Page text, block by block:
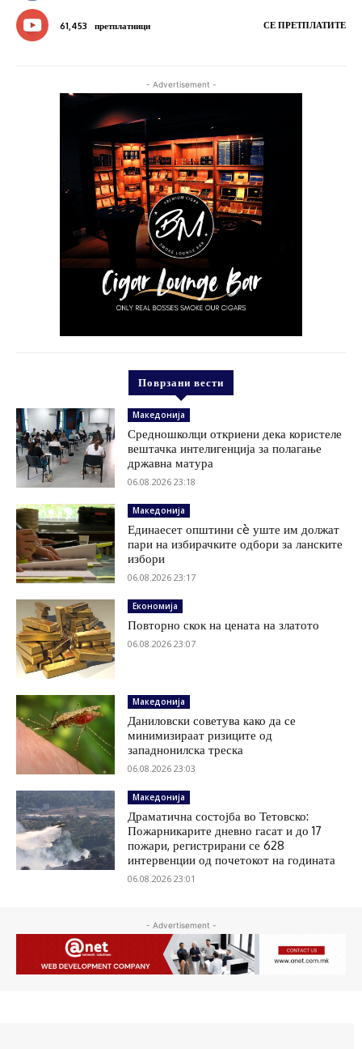
61,453 претплатници СЕ ПРЕТПЛАТИТЕ
- Advertisement -
Поврзани вести
Македонија
Средношколци откриени дека користеле
вештачка интелигенција за полагање
државна матура
06.08.2026 23:18
Македонија
Единаесет општини сè уште им должат
пари на избирачките одбори за ланските
избори
06.08.2026 23:17
Економија
Повторно скок на цената на златото
06.08.2026 23:07
Македонија
Даниловски советува како да се
минимизираат ризиците од
западнонилска треска
06.08.2026 23:03
Македонија
Драматична состојба во Тетовско:
Пожарникарите дневно гасат и до 17
пожари, регистрирани се 628
интервенции од почетокот на годината
06.08.2026 23:01
- Advertisement -